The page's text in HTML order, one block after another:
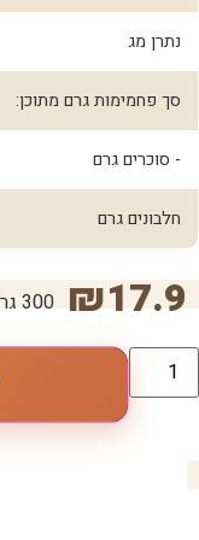
נתרן מג
סך פחמימות גרם מתוכן:
- סוכרים גרם
חלבונים גרם
₪17.9 300 גרם